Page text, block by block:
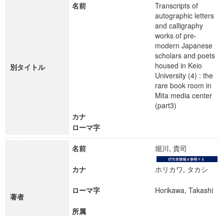
別タイトル
名前
Transcripts of
autographic letters
and calligraphy
works of pre-
modern Japanese
scholars and poets
housed in Keio
University (4) : the
rare book room in
Mita media center
(part3)
カナ
ローマ字
著者
名前 堀川, 貴司
カナ ホリカワ, タカシ
ローマ字 Horikawa, Takashi
所属